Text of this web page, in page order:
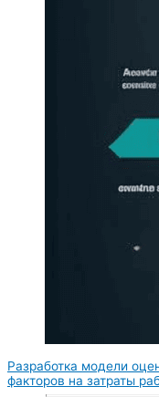
Разработка модели
факторов на затраты